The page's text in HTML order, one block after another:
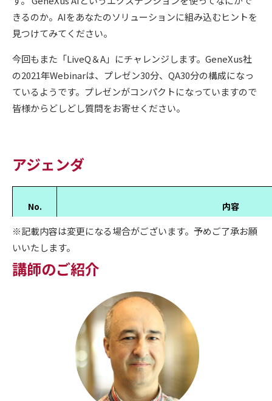
きるのか。AIをあなたのソリューションに組み込むヒントを
見つけてみてください。
今回もまた「LiveQ＆A」にチャレンジします。GeneXus社
の2021年Webinarは、プレゼン30分、QA30分の構成になっ
ているようです。プレゼンがコンパクトになっていますので
皆様からどしどし質問をお寄せください。
アジェンダ
No. 内容
1
はじめに
AI, ML, Deep Learning
何をしようとしているか
どうやって作成しているか
まとめ
Live Q＆A
※プレゼンテーションの最中3回ほどショートブレイ
※記載内容は変更になる場合がございます。予めご了承お願
いいたします。
講師のご紹介